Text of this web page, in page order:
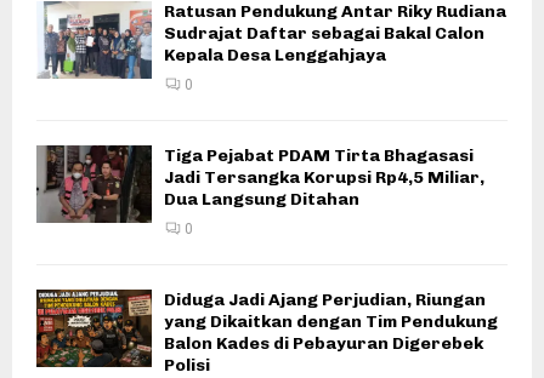
Ratusan Pendukung Antar Riky Rudiana
Sudrajat Daftar sebagai Bakal Calon
Kepala Desa Lenggahjaya
0
Tiga Pejabat PDAM Tirta Bhagasasi
Jadi Tersangka Korupsi Rp4,5 Miliar,
Dua Langsung Ditahan
0
Diduga Jadi Ajang Perjudian, Riungan
yang Dikaitkan dengan Tim Pendukung
Balon Kades di Pebayuran Digerebek
Polisi